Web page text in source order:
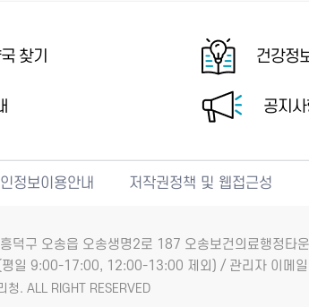
찾기 건강정
공지
정보이용안내 저작권정책 및 웹접근성
덕구 오송읍 오송생명2로 187 오송보건의료행정타
일 9:00-17:00, 12:00-13:00 제외) / 관리자 이메일
청. ALL RIGHT RESERVED